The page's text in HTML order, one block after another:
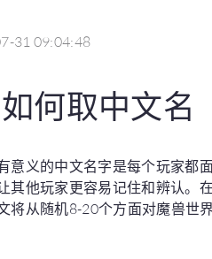
31 09:04:48
何取中文名
意义的中文名字是每个玩家都
其他玩家更容易记住和辨认。
将从随机8-20个方面对魔兽世